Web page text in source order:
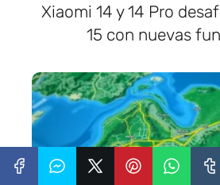
Xiaomi 14 y 14 Pro
15 con nuevas